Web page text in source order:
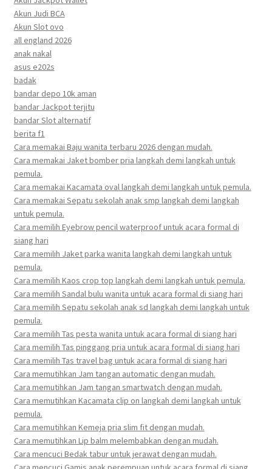
Akun Judi BCA
Akun Slot ovo
all england 2026
anak nakal
asus e202s
badak
bandar depo 10k aman
bandar Jackpot terjitu
bandar Slot alternatif
berita f1
Cara memakai Baju wanita terbaru 2026 dengan mudah.
Cara memakai Jaket bomber pria langkah demi langkah untuk
pemula.
Cara memakai Kacamata oval langkah demi langkah untuk pemula.
Cara memakai Sepatu sekolah anak smp langkah demi langkah
untuk pemula.
Cara memilih Eyebrow pencil waterproof untuk acara formal di
siang hari
Cara memilih Jaket parka wanita langkah demi langkah untuk
pemula.
Cara memilih Kaos crop top langkah demi langkah untuk pemula.
Cara memilih Sandal bulu wanita untuk acara formal di siang hari
Cara memilih Sepatu sekolah anak sd langkah demi langkah untuk
pemula.
Cara memilih Tas pesta wanita untuk acara formal di siang hari
Cara memilih Tas pinggang pria untuk acara formal di siang hari
Cara memilih Tas travel bag untuk acara formal di siang hari
Cara memutihkan Jam tangan automatic dengan mudah.
Cara memutihkan Jam tangan smartwatch dengan mudah.
Cara memutihkan Kacamata clip on langkah demi langkah untuk
pemula.
Cara memutihkan Kemeja pria slim fit dengan mudah.
Cara memutihkan Lip balm melembabkan dengan mudah.
Cara mencuci Bedak tabur untuk jerawat dengan mudah.